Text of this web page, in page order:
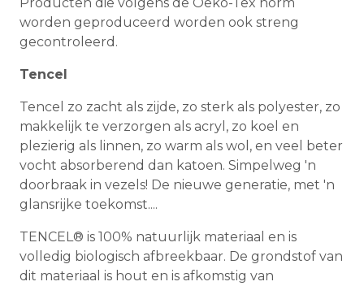
worden geproduceerd worden ook streng
gecontroleerd.
Tencel
Tencel zo zacht als zijde, zo sterk als polyester, zo
makkelijk te verzorgen als acryl, zo koel en
plezierig als linnen, zo warm als wol, en veel beter
vocht absorberend dan katoen. Simpelweg 'n
doorbraak in vezels! De nieuwe generatie, met 'n
glansrijke toekomst....
TENCEL® is 100% natuurlijk materiaal en is
volledig biologisch afbreekbaar. De grondstof van
dit materiaal is hout en is afkomstig van